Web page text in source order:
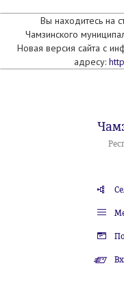
Вы находитесь на
Чамзинского
Новая версия сайта с
адресу: